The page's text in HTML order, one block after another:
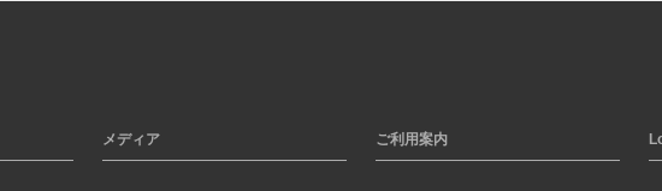
メディア ご利用案内